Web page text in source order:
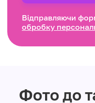
Відправляючи
обробку
Фото до